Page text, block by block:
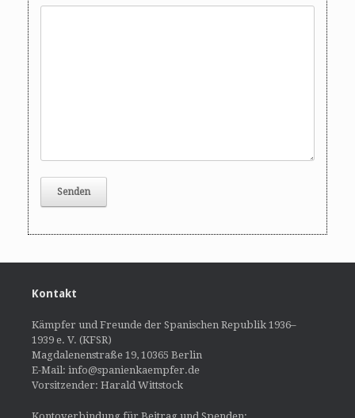
Kontakt
Kämpfer und Freunde der Spanischen Republik 1936–
1939 e. V. (KFSR)
Magdalenenstraße 19, 10365 Berlin
E-Mail: info@spanienkaempfer.de
Vorsitzender: Harald Wittstock
Kontoverbindung für Beitrag und Spenden: